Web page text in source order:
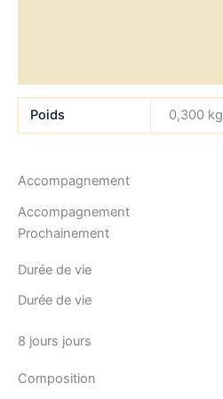
Poids 0,300 kg
Accompagnement
Accompagnement
Prochainement
Durée de vie
Durée de vie
8 jours jours
Composition